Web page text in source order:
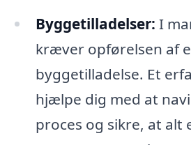
Byggetilladelser: I
kræver opførelsen af
byggetilladelse. Et
hjælpe dig med at
proces og sikre, at alt